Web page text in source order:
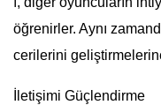
öğrenirler. Aynı
cerilerini
İletişimi Güçlendirme